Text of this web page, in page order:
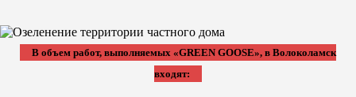
В объем работ, выполняемых «GREEN GOOSE», в Волоколамск
входят: